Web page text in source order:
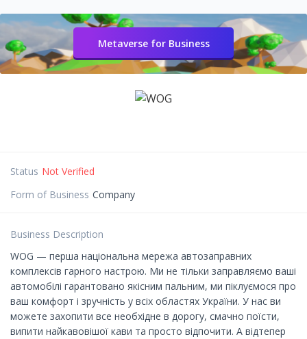
Metaverse for Business
Status Not Verified
Form of Business Company
Business Description
WOG — перша національна мережа автозаправних
комплексів гарного настрою. Ми не тільки заправляємо ваші
автомобілі гарантовано якісним пальним, ми піклуємося про
ваш комфорт і зручність у всіх областях України. У нас ви
можете захопити все необхідне в дорогу, смачно поїсти,
випити найкавовішої кави та просто відпочити. А відтепер